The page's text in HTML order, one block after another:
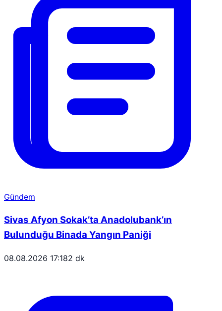
Gündem
Sivas Afyon Sokak’ta Anadolubank’ın
Bulunduğu Binada Yangın Paniği
08.08.2026 17:182 dk